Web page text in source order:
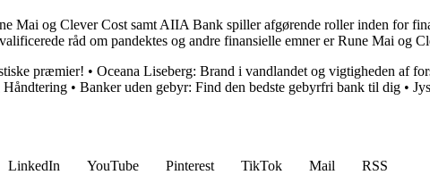
Mai og Clever Cost samt AIIA Bank spiller afgørende roller inden for
råd om pandektes og andre finansielle emner er Rune Mai og
præmier! • Oceana Liseberg: Brand i vandlandet og vigtigheden af
Håndtering • Banker uden gebyr: Find den bedste gebyrfri bank til dig •
LinkedIn YouTube Pinterest TikTok Mail
RSS